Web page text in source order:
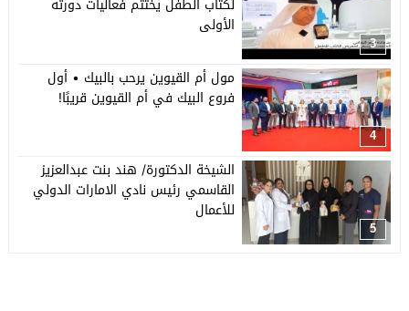
3
لكتاب الطفل يختتم فعاليات دورته
الأولى
4
مول أم القيوين يرحب بالبيك • أول
فروع البيك في أم القيوين قريبًا!
5
الشيخة الدكتورة/ هند بنت عبدالعزيز
القاسمي رئيس نادي الامارات الدولي
للأعمال